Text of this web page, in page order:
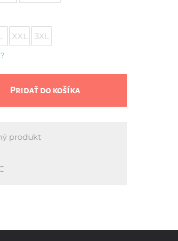
XXL 3XL
Pridať do košíka
produkt